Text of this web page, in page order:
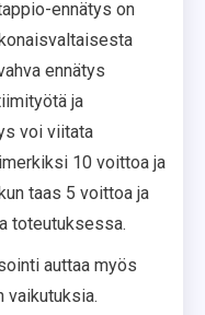
ennätys on
ennätys
ja
voi viitata
10 voittoa ja
taas 5 voittoa ja
toteutuksessa.
auttaa myös
vaikutuksia.